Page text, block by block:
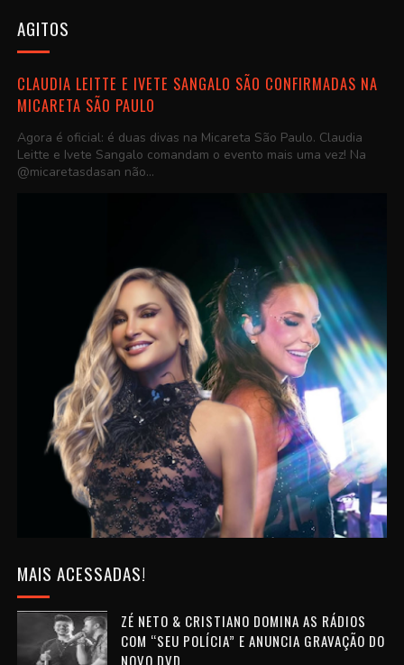
AGITOS
CLAUDIA LEITTE E IVETE SANGALO SÃO CONFIRMADAS NA
MICARETA SÃO PAULO
Agora é oficial: é duas divas na Micareta São Paulo. Claudia
Leitte e Ivete Sangalo comandam o evento mais uma vez! Na
@micaretasdasan não...
MAIS ACESSADAS!
ZÉ NETO & CRISTIANO DOMINA AS RÁDIOS
COM “SEU POLÍCIA” E ANUNCIA GRAVAÇÃO DO
NOVO DVD